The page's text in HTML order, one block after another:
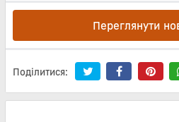
Переглянути
Поділитися: